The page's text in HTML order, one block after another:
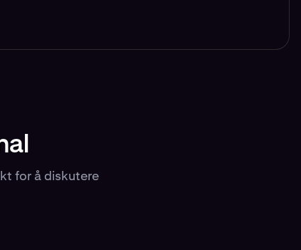
for å diskutere